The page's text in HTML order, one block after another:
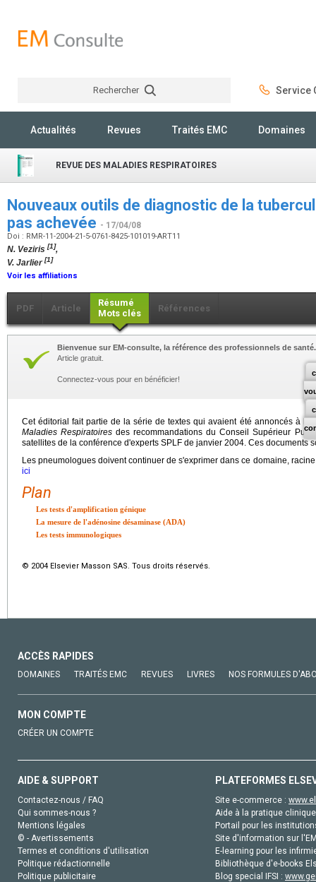
Rechercher Service
Actualités Revues Traités EMC Domaines
REVUE DES MALADIES RESPIRATOIRES
Nouveaux outils de diagnostic de la
pas achevée - 17/04/08
Doi : RMR-11-2004-21-5-0761-8425-101019-ART11
N. Veziris [1],
V. Jarlier[1]
Voir les affiliations
PDF Article
Résumé
Mots clés
Références
Bienvenue sur EM-consulte, la référence des professionnels de santé.
Article gratuit.
Connectez-vous pour en bénéficier!
Cet éditorial fait partie de la série de textes qui avaient été annoncés à
Maladies Respiratoires des recommandations du Conseil Supérieur
satellites de la conférence d'experts SPLF de janvier 2004. Ces documents
Les pneumologues doivent continuer de s'exprimer dans ce domaine,
ici
Plan
Les tests d'amplification génique
La mesure de l'adénosine désaminase (ADA)
Les tests immunologiques
© 2004 Elsevier Masson SAS. Tous droits réservés.
ACCÈS RAPIDES
DOMAINES TRAITÉS EMC REVUES LIVRES NOS FORMULES
MON COMPTE
CRÉER UN COMPTE
AIDE & SUPPORT
Contactez-nous / FAQ
Qui sommes-nous ?
Mentions légales
© - Avertissements
Termes et conditions d'utilisation
Politique rédactionnelle
Politique publicitaire
PLATEFORMES
Site e-commerce :
Aide à la pratique
Portail pour les
Site d'information sur
E-learning pour les
Bibliothèque d'e-books
Blog special IFSI :